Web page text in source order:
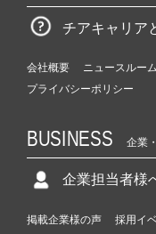
チアキャリア
会社概要 ニュースルーム
プライバシーポリシー
BUSINESS 企業
企業担当者様
掲載企業様の声 採用イ